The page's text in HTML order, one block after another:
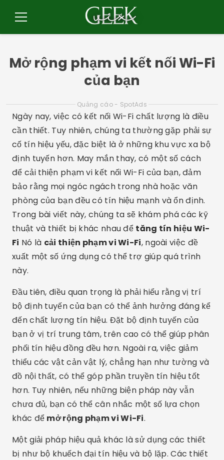
Thực
Mở rộng phạm vi kết nối Wi-Fi
của bạn
Quảng cáo - SpotAds
Ngày nay, việc có kết nối Wi-Fi chất lượng là điều
cần thiết. Tuy nhiên, chúng ta thường gặp phải sự
cố tín hiệu yếu, đặc biệt là ở những khu vực xa bộ
định tuyến hơn. May mắn thay, có một số cách
để cải thiện phạm vi kết nối Wi-Fi của bạn, đảm
bảo rằng mọi ngóc ngách trong nhà hoặc văn
phòng của bạn đều có tín hiệu mạnh và ổn định.
Trong bài viết này, chúng ta sẽ khám phá các kỹ
thuật và thiết bị khác nhau để tăng tín hiệu Wi-
Fi Nó là cải thiện phạm vi Wi-Fi, ngoài việc đề
xuất một số ứng dụng có thể trợ giúp quá trình
này.
Đầu tiên, điều quan trọng là phải hiểu rằng vị trí
bộ định tuyến của bạn có thể ảnh hưởng đáng kể
đến chất lượng tín hiệu. Đặt bộ định tuyến của
bạn ở vị trí trung tâm, trên cao có thể giúp phân
phối tín hiệu đồng đều hơn. Ngoài ra, việc giảm
thiểu các vật cản vật lý, chẳng hạn như tường và
đồ nội thất, có thể góp phần truyền tín hiệu tốt
hơn. Tuy nhiên, nếu những biện pháp này vẫn
chưa đủ, bạn có thể cân nhắc một số lựa chọn
khác để mở rộng phạm vi Wi-Fi.
Một giải pháp hiệu quả khác là sử dụng các thiết
bị như bộ khuếch đại tín hiệu và bộ lặp. Các thiết